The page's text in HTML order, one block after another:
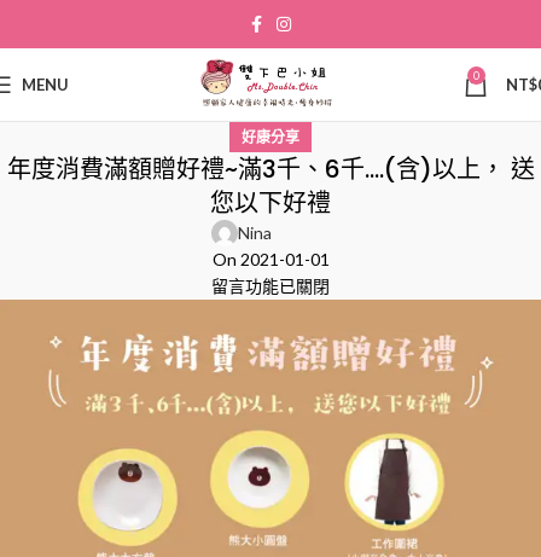
MENU 0 NT$
好康分享
年度消費滿額贈好禮~滿3千、6千….(含)以上， 送
您以下好禮
Nina
On 2021-01-01
留言功能已關閉